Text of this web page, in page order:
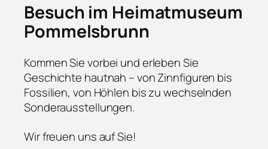
Besuch im Heimatmuseum
Pommelsbrunn
Kommen Sie vorbei und erleben Sie
Geschichte hautnah – von Zinnfiguren bis
Fossilien, von Höhlen bis zu wechselnden
Sonderausstellungen.
Wir freuen uns auf Sie!